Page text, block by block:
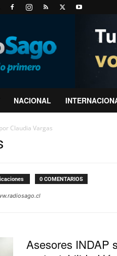
NACIONAL
Claudia Vargas
0 COMENTARIOS
Asesores INDAP